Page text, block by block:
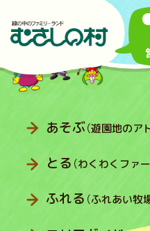
あそぶ（遊園地のア
とる （わくわくファ
ふれる （ふれあい牧